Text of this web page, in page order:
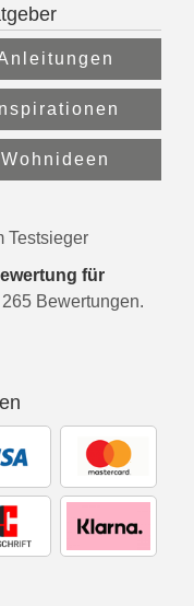
Inspirationen
Wohnideen
Testsieger
für
265 Bewertungen.